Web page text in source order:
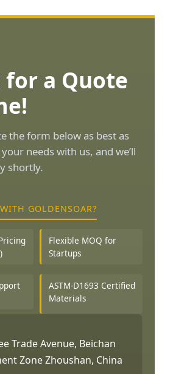
for a Quote
the form below as best as
needs with us, and we’ll
shortly.
GOLDENSOAR?
Flexible MOQ for
Startups
ASTM-D1693 Certified
Materials
Trade Avenue, Beichan
Zone Zhoushan, China